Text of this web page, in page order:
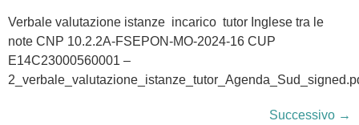
Verbale valutazione istanze incarico tutor Inglese tra le
note CNP 10.2.2A-FSEPON-MO-2024-16 CUP
E14C23000560001 –
Successivo →